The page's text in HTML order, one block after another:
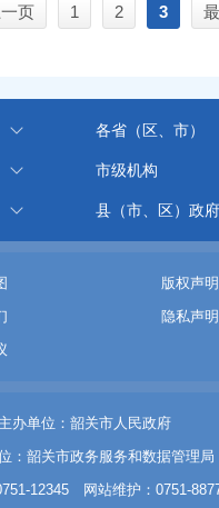
一页 1 2 3
各省（区、市）
市级机构
县（市、区）政府
版权声明
隐私声明
主办单位：韶关市人民政府
：韶关市政务服务和数据管理局
12345 网站维护：0751-